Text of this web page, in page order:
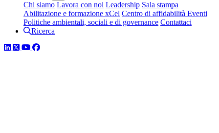
Chi siamo Lavora con noi Leadership Sala stampa
Abilitazione e formazione xCel Centro di affidabilità Eventi
Politiche ambientali, sociali e di governance Contattaci
Ricerca
LinkedIn
TwitterYouTube
Facebook